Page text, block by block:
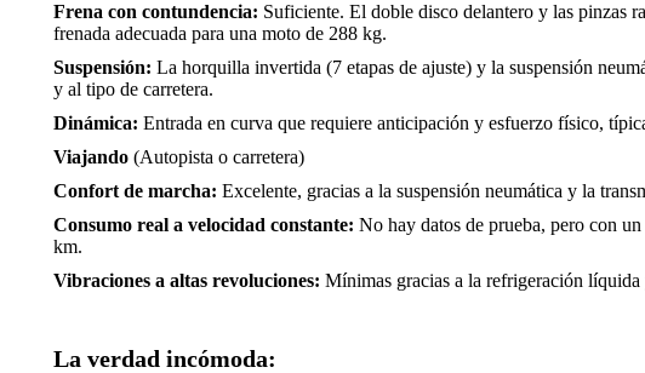
Frena con contundencia: Suficiente. El doble disco delantero y las pinzas
frenada adecuada para una moto de 288 kg.
Suspensión: La horquilla invertida (7 etapas de ajuste) y la suspensión
y al tipo de carretera.
Dinámica: Entrada en curva que requiere anticipación y esfuerzo físico,
Viajando (Autopista o carretera)
Confort de marcha: Excelente, gracias a la suspensión neumática y la
Consumo real a velocidad constante: No hay datos de prueba, pero con
km.
Vibraciones a altas revoluciones: Mínimas gracias a la refrigeración
La verdad incómoda: